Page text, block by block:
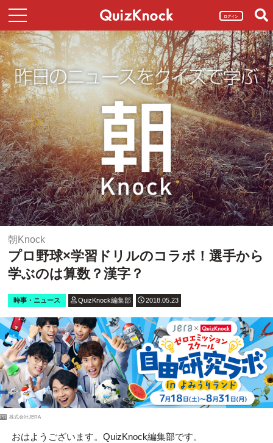
ログイン
朝Knock
プロ野球×学習ドリルのコラボ！選手から
学ぶのは算数？漢字？
時事・ニュース QuizKnock編集部 2018.05.23
PR 株式会社JERA
おはようございます。QuizKnock編集部です。